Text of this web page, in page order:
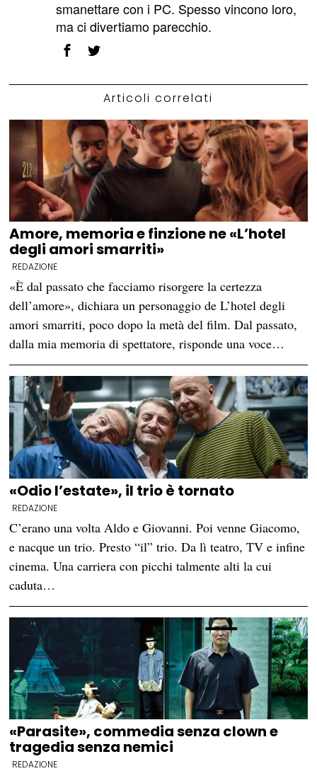
smanettare con i PC. Spesso vincono loro,
ma ci divertiamo parecchio.
Articoli correlati
Amore, memoria e finzione ne «L’hotel
degli amori smarriti»
REDAZIONE
«È dal passato che facciamo risorgere la certezza
dell’amore», dichiara un personaggio de L’hotel degli
amori smarriti, poco dopo la metà del film. Dal passato,
dalla mia memoria di spettatore, risponde una voce…
«Odio l’estate», il trio è tornato
REDAZIONE
C’erano una volta Aldo e Giovanni. Poi venne Giacomo,
e nacque un trio. Presto “il” trio. Da lì teatro, TV e infine
cinema. Una carriera con picchi talmente alti la cui
caduta…
«Parasite», commedia senza clown e
tragedia senza nemici
REDAZIONE